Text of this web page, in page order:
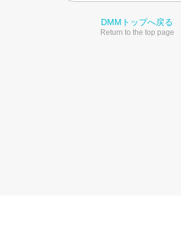
DMMトップへ戻る
Return to the top page